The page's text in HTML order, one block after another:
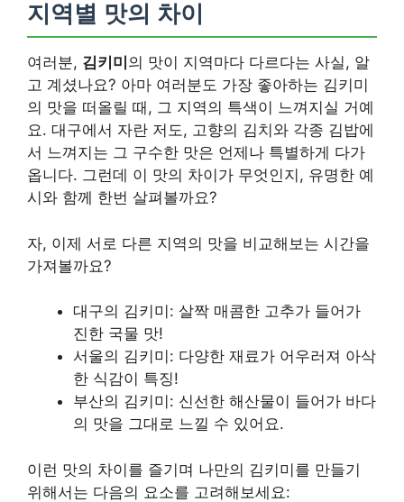
지역별 맛의 차이
여러분, 김키미 의 맛이 지역마다 다르다는 사실, 알
고 계셨나요? 아마 여러분도 가장 좋아하는 김키미
의 맛을 떠올릴 때, 그 지역의 특색이 느껴지실 거예
요. 대구에서 자란 저도, 고향의 김치와 각종 김밥에
서 느껴지는 그 구수한 맛은 언제나 특별하게 다가
옵니다. 그런데 이 맛의 차이가 무엇인지, 유명한 예
시와 함께 한번 살펴볼까요?
자, 이제 서로 다른 지역의 맛을 비교해보는 시간을
가져볼까요?
대구의 김키미: 살짝 매콤한 고추가 들어가
진한 국물 맛!
서울의 김키미: 다양한 재료가 어우러져 아삭
한 식감이 특징!
부산의 김키미: 신선한 해산물이 들어가 바다
의 맛을 그대로 느낄 수 있어요.
이런 맛의 차이를 즐기며 나만의 김키미를 만들기
위해서는 다음의 요소를 고려해보세요: